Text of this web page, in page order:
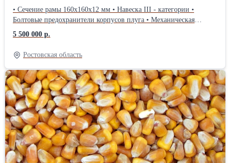
• Сечение рамы 160х160x12 мм • Навеска III - категории •
Болтовые предохранители корпусов плуга • Механическая
регулировка настройки положнения первого корпуса •
Механическая регулировка глубины обработки • Клиренс 87 см •
Стояночная нога • Транспортное и оборотное колесо 500/45-22,5
с анти-шоковым азотным подрессориванием • Перьевой отвал
для работы на глубину 20-38 см.
5 500 000 р.
Ростовская область